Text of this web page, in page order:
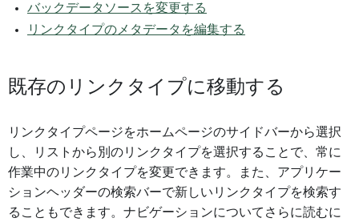
バックデータソースを変更する
リンクタイプのメタデータを編集する
既存のリンクタイプに移動する
リンクタイプページをホームページのサイドバーから選択
し、リストから別のリンクタイプを選択することで、常に
作業中のリンクタイプを変更できます。また、アプリケー
ションヘッダーの検索バーで新しいリンクタイプを検索す
ることもできます。ナビゲーションについてさらに読むに